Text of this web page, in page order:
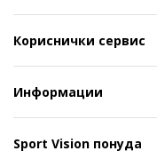
Кориснички сервис
Информации
Sport Vision понуда